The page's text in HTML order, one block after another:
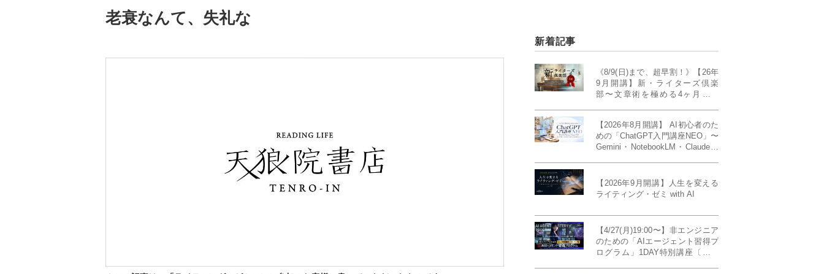
老衰なんて、失礼な
新着記事
《8/9(日)まで、超早割！》【26年
9月開講】新・ライターズ倶楽
部〜文章術を極める4ヶ月講義
【2026年8月開講】 AI初心者のた
めの「ChatGPT入門講座NEO」〜
Gemini・NotebookLM・Claudeま
座〕
【2026年9月開講】人生を変える
ライティング・ゼミ with AI
【4/27(月)19:00〜】非エンジニア
のための「AIエージェント習得プ
ログラム」1DAY特別講座〔パワ